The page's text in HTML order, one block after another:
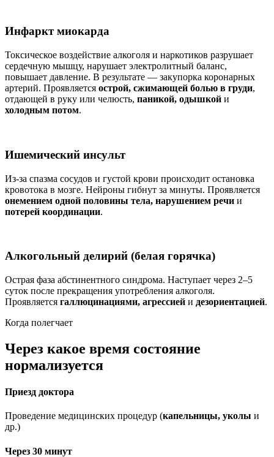
Инфаркт миокарда
Токсическое воздействие алкоголя и наркотиков разрушает
сердечную мышцу, нарушает электролитный баланс,
повышает давление. В результате — закупорка коронарных
артерий. Проявляется острой, сжимающей болью в груди,
отдающей в руку или челюсть, паникой, одышкой и
холодным потом.
Ишемический инсульт
Из-за спазма сосудов и густой крови происходит остановка
кровотока в мозге. Нейроны гибнут за минуты. Проявляется
онемением одной половины тела, нарушением речи и
потерей координации.
Алкогольный делирий (белая горячка)
Острая фаза абстинентного синдрома. Наступает через 2–5
суток после прекращения употребления алкоголя.
Проявляется галлюцинациями, агрессией и дезориентацией.
Когда полегчает
Через какое время состояние
нормализуется
Приезд доктора
Проведение медицинских процедур (капельницы, уколы и
др.)
Через 30 минут